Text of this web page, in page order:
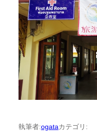
執筆者:ogataカテゴリ: